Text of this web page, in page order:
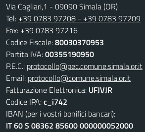
Via Cagliari,1 - 09090 Simala (OR)
Tel: +39 0783 97208 - +39 0783 97209
Fax: +39 0783 97216
Codice Fiscale:80030370953
Partita IVA:00355190950
P.E.C.: protocollo@pec.comune.simala.or.it
Email: protocollo@comune.simala.or.it
Fatturazione Elettronica: UFJVJR
Codice IPA:c_i742
IBAN (per i vostri bonifici bancari):
IT 60 S 08362 85600 000000052000